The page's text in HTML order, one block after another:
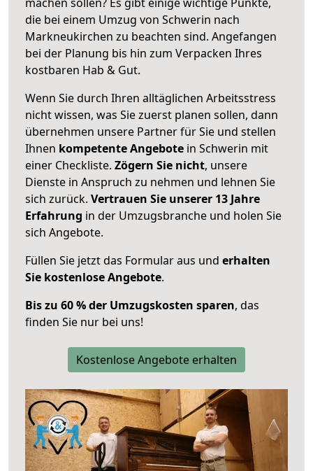
die bei einem Umzug von Schwerin nach
Markneukirchen zu beachten sind. Angefangen
bei der Planung bis hin zum Verpacken Ihres
kostbaren Hab & Gut.
Wenn Sie durch Ihren alltäglichen Arbeitsstress
nicht wissen, was Sie zuerst planen sollen, dann
übernehmen unsere Partner für Sie und stellen
Ihnen kompetente Angebote in Schwerin mit
einer Checkliste. Zögern Sie nicht, unsere
Dienste in Anspruch zu nehmen und lehnen Sie
sich zurück. Vertrauen Sie unserer 13 Jahre
Erfahrung in der Umzugsbranche und holen Sie
sich Angebote.
Füllen Sie jetzt das Formular aus und erhalten
Sie kostenlose Angebote.
Bis zu 60 % der Umzugskosten sparen, das
finden Sie nur bei uns!
Kostenlose Angebote erhalten